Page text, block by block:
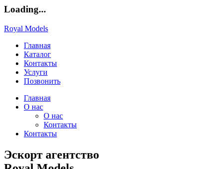
Loading...
Royal Models
Главная
Каталог
Контакты
Услуги
Позвонить
Главная
О нас
О нас
Контакты
Контакты
Эскорт агентство